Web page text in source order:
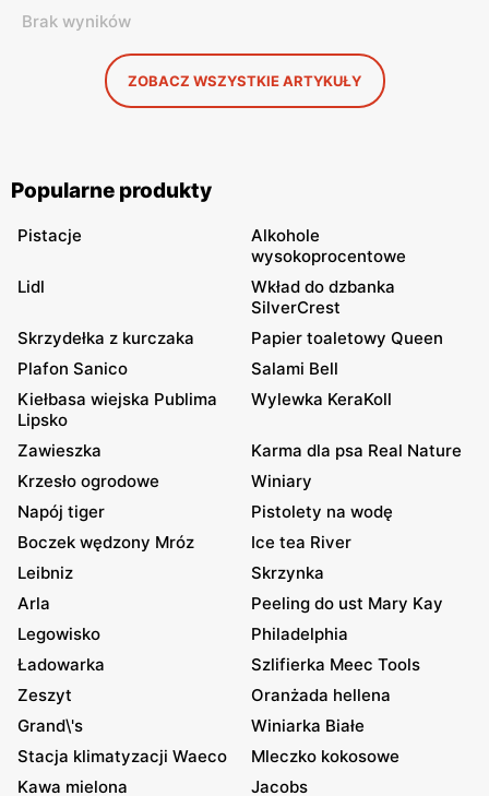
Brak wyników
ZOBACZ WSZYSTKIE ARTYKUŁY
Popularne produkty
Pistacje
Alkohole
wysokoprocentowe
Lidl
Wkład do dzbanka
SilverCrest
Skrzydełka z kurczaka
Papier toaletowy Queen
Plafon Sanico
Salami Bell
Kiełbasa wiejska Publima
Lipsko
Wylewka KeraKoll
Zawieszka
Karma dla psa Real Nature
Krzesło ogrodowe
Winiary
Napój tiger
Pistolety na wodę
Boczek wędzony Mróz
Ice tea River
Leibniz
Skrzynka
Arla
Peeling do ust Mary Kay
Legowisko
Philadelphia
Ładowarka
Szlifierka Meec Tools
Zeszyt
Oranżada hellena
Grand\'s
Winiarka Białe
Stacja klimatyzacji Waeco
Mleczko kokosowe
Kawa mielona
Jacobs